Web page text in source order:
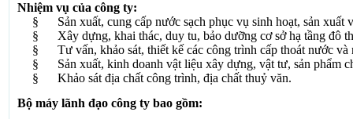
Nhiệm vụ của công ty:
§
Sản xuất, cung cấp nước sạch phục vụ sinh hoạt, sản xuất
§
Xây dựng, khai thác, duy tu, bảo dưỡng cơ sở hạ tầng đô
§
Tư vấn, khảo sát, thiết kế các công trình cấp thoát nước
§
Sản xuất, kinh doanh vật liệu xây dựng, vật tư, sản phẩm c
§
Khảo sát địa chất công trình, địa chất thuỷ văn.
Bộ máy lãnh đạo công ty bao gồm: